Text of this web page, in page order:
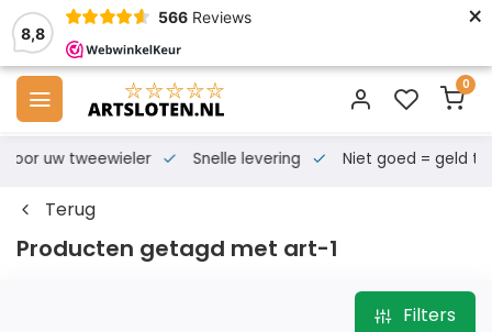
8,8
566 Reviews ×
0
voor uw tweewieler Snelle levering Niet goed = geld
Terug
Producten getagd met art-1
Filters